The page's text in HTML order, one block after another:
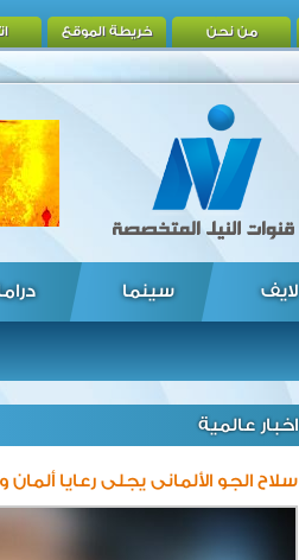
من نحن خريطة الموقع
لايف سينما
اخبار عالمية
سلاح الجو الألمانى يجلى رعايا